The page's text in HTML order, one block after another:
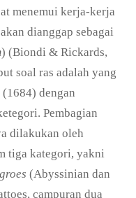
menemui kerja-kerja
dianggap sebagai
) (Biondi & Rickards,
soal ras adalah yang
dengan
Pembagian
dilakukan oleh
tiga kategori, yakni
(Abyssinian dan
campuran dua